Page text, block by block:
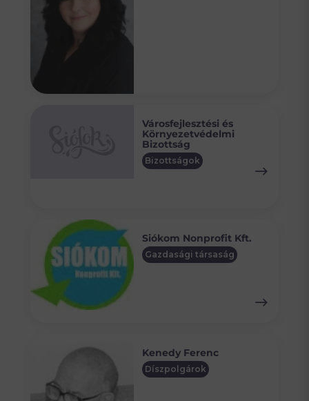
Városfejlesztési és
Környezetvédelmi
Bizottság
Bizottságok
Siókom Nonprofit Kft.
Gazdasági társaság
Kenedy Ferenc
Díszpolgárok